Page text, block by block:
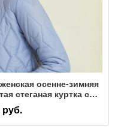
осенне-зимняя
стеганая куртка с
маленькая стеганая
медсестры с белым
руб.